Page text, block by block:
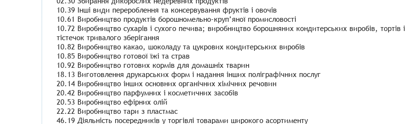
10.39 Інші види перероблення та консервування фруктів і овочів
10.61 Виробництво продуктів борошномельно-круп’яної промисловості
10.72 Виробництво сухарів і сухого печива; виробництво борошняних кондитерських виробів, тортів і
тістечок тривалого зберігання
10.82 Виробництво какао, шоколаду та цукрових кондитерських виробів
10.85 Виробництво готової їжі та страв
10.92 Виробництво готових кормів для домашніх тварин
18.13 Виготовлення друкарських форм і надання інших поліграфічних послуг
20.14 Виробництво інших основних органічних хімічних речовин
20.42 Виробництво парфумних і косметичних засобів
20.53 Виробництво ефірних олій
22.22 Виробництво тари з пластмас
46.19 Діяльність посередників у торгівлі товарами широкого асортименту